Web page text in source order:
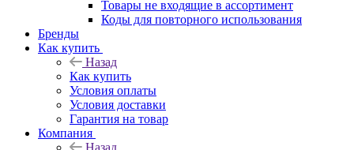
Товары не входящие в ассортимент
Коды для повторного использования
Бренды
Как купить
Назад
Как купить
Условия оплаты
Условия доставки
Гарантия на товар
Компания
Назад